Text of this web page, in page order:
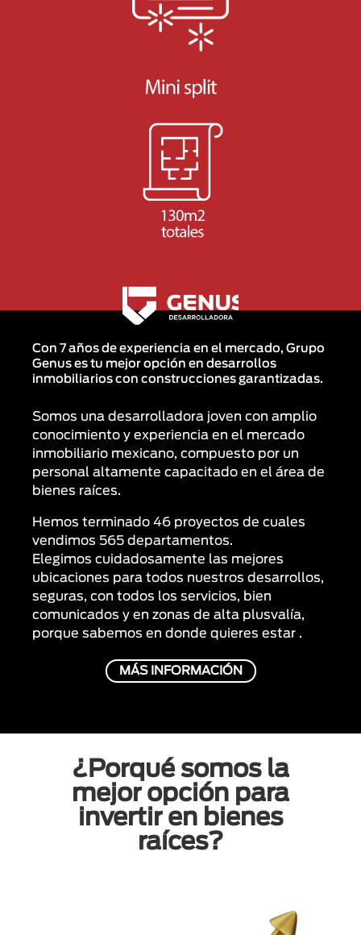
Con 7 años de experiencia en el mercado, Grupo
Genus es tu mejor opción en desarrollos
inmobiliarios con construcciones garantizadas.
Somos una desarrolladora joven con amplio
conocimiento y experiencia en el mercado
inmobiliario mexicano, compuesto por un
personal altamente capacitado en el área de
bienes raíces.
Hemos terminado 46 proyectos de cuales
vendimos 565 departamentos.
Elegimos cuidadosamente las mejores
ubicaciones para todos nuestros desarrollos,
seguras, con todos los servicios, bien
comunicados y en zonas de alta plusvalía,
porque sabemos en donde quieres estar .
MÁS INFORMACIÓN
¿Porqué somos la
mejor opción para
invertir en bienes
raíces?